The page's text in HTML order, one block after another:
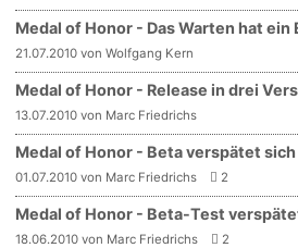
Medal of Honor - Das Warten hat ein
21.07.2010 von Wolfgang Kern
Medal of Honor - Release in drei
13.07.2010 von Marc Friedrichs
Medal of Honor - Beta verspätet sich
01.07.2010 von Marc Friedrichs 2
Medal of Honor - Beta-Test
18.06.2010 von Marc Friedrichs 2